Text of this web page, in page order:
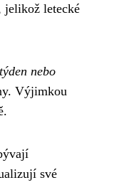
jelikož letecké
nebo
Výjimkou
své